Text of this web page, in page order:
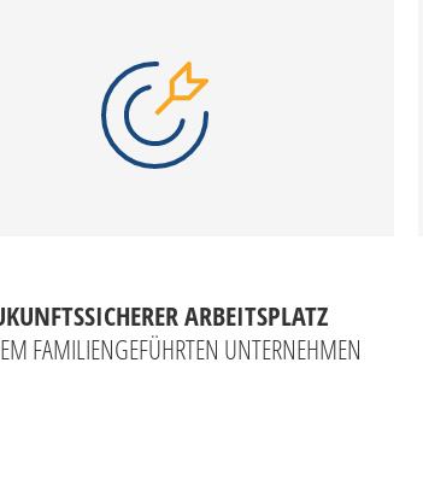
ARBEITSPLATZ
FAMILIENGEFÜHRTEN UNTERNEHMEN